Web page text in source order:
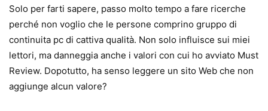
Solo per farti sapere, passo molto tempo a fare ricerche
perché non voglio che le persone comprino gruppo di
continuita pc di cattiva qualità. Non solo influisce sui miei
lettori, ma danneggia anche i valori con cui ho avviato Must
Review. Dopotutto, ha senso leggere un sito Web che non
aggiunge alcun valore?